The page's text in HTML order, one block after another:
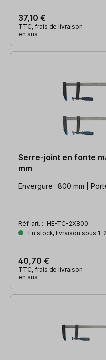
37,10 €
TTC, frais de livraison
en sus
Serre-joint en fonte
mm
Envergure : 800 mm |
Réf. art. : HE-TC-2X800
En stock, livraison sous 1-
40,70 €
TTC, frais de livraison
en sus